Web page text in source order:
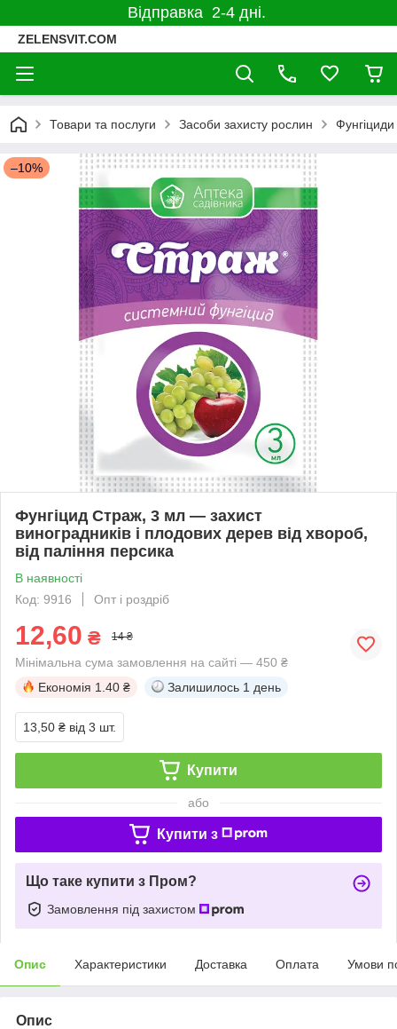
Відправка 2-4 дні.
ZELENSVIT.COM
Товари та послуги Засоби захисту рослин Фунгіциди
–10%
Фунгіцид Страж, 3 мл — захист
виноградників і плодових дерев від хвороб,
від паління персика
В наявності
Код: 9916
Опт і роздріб
12,60 ₴ 14 ₴
Мінімальна сума замовлення на сайті — 450 ₴
Економія 1.40 ₴ Залишилось 1 день
13,50 ₴ від 3 шт.
Купити
або
Купити з
Що таке купити з Пром?
Замовлення під захистом
Опис Характеристики Доставка Оплата Умови
Опис